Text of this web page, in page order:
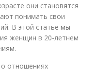
Независимости в
отношениях
они становятся
понимать свои
В этой статье мы
женщин в 20-летнем
отношениях